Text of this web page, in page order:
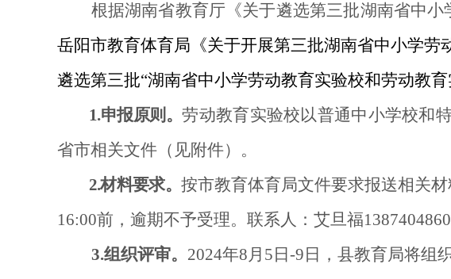
根据湖南省教育厅《关于遴选第三批湖南省中小
岳阳市教育体育局《关于开展第三批湖南省中小学劳
遴选第三批“湖南省中小学劳动教育实验校和劳动教
1.申报原则。劳动教育实验校以普通中小学校和
省市相关文件（见附件）。
2.材料要求。 按市教育体育局文件要求报送相关
16:00前，逾期不予受理。联系人：艾旦福
3.组织评审。 2024年8月5日-9日，县教育局将组